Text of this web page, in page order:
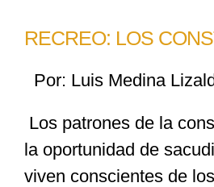
RECREO: LOS
Por: Luis Medina
Los patrones de la
la oportunidad de
viven conscientes de